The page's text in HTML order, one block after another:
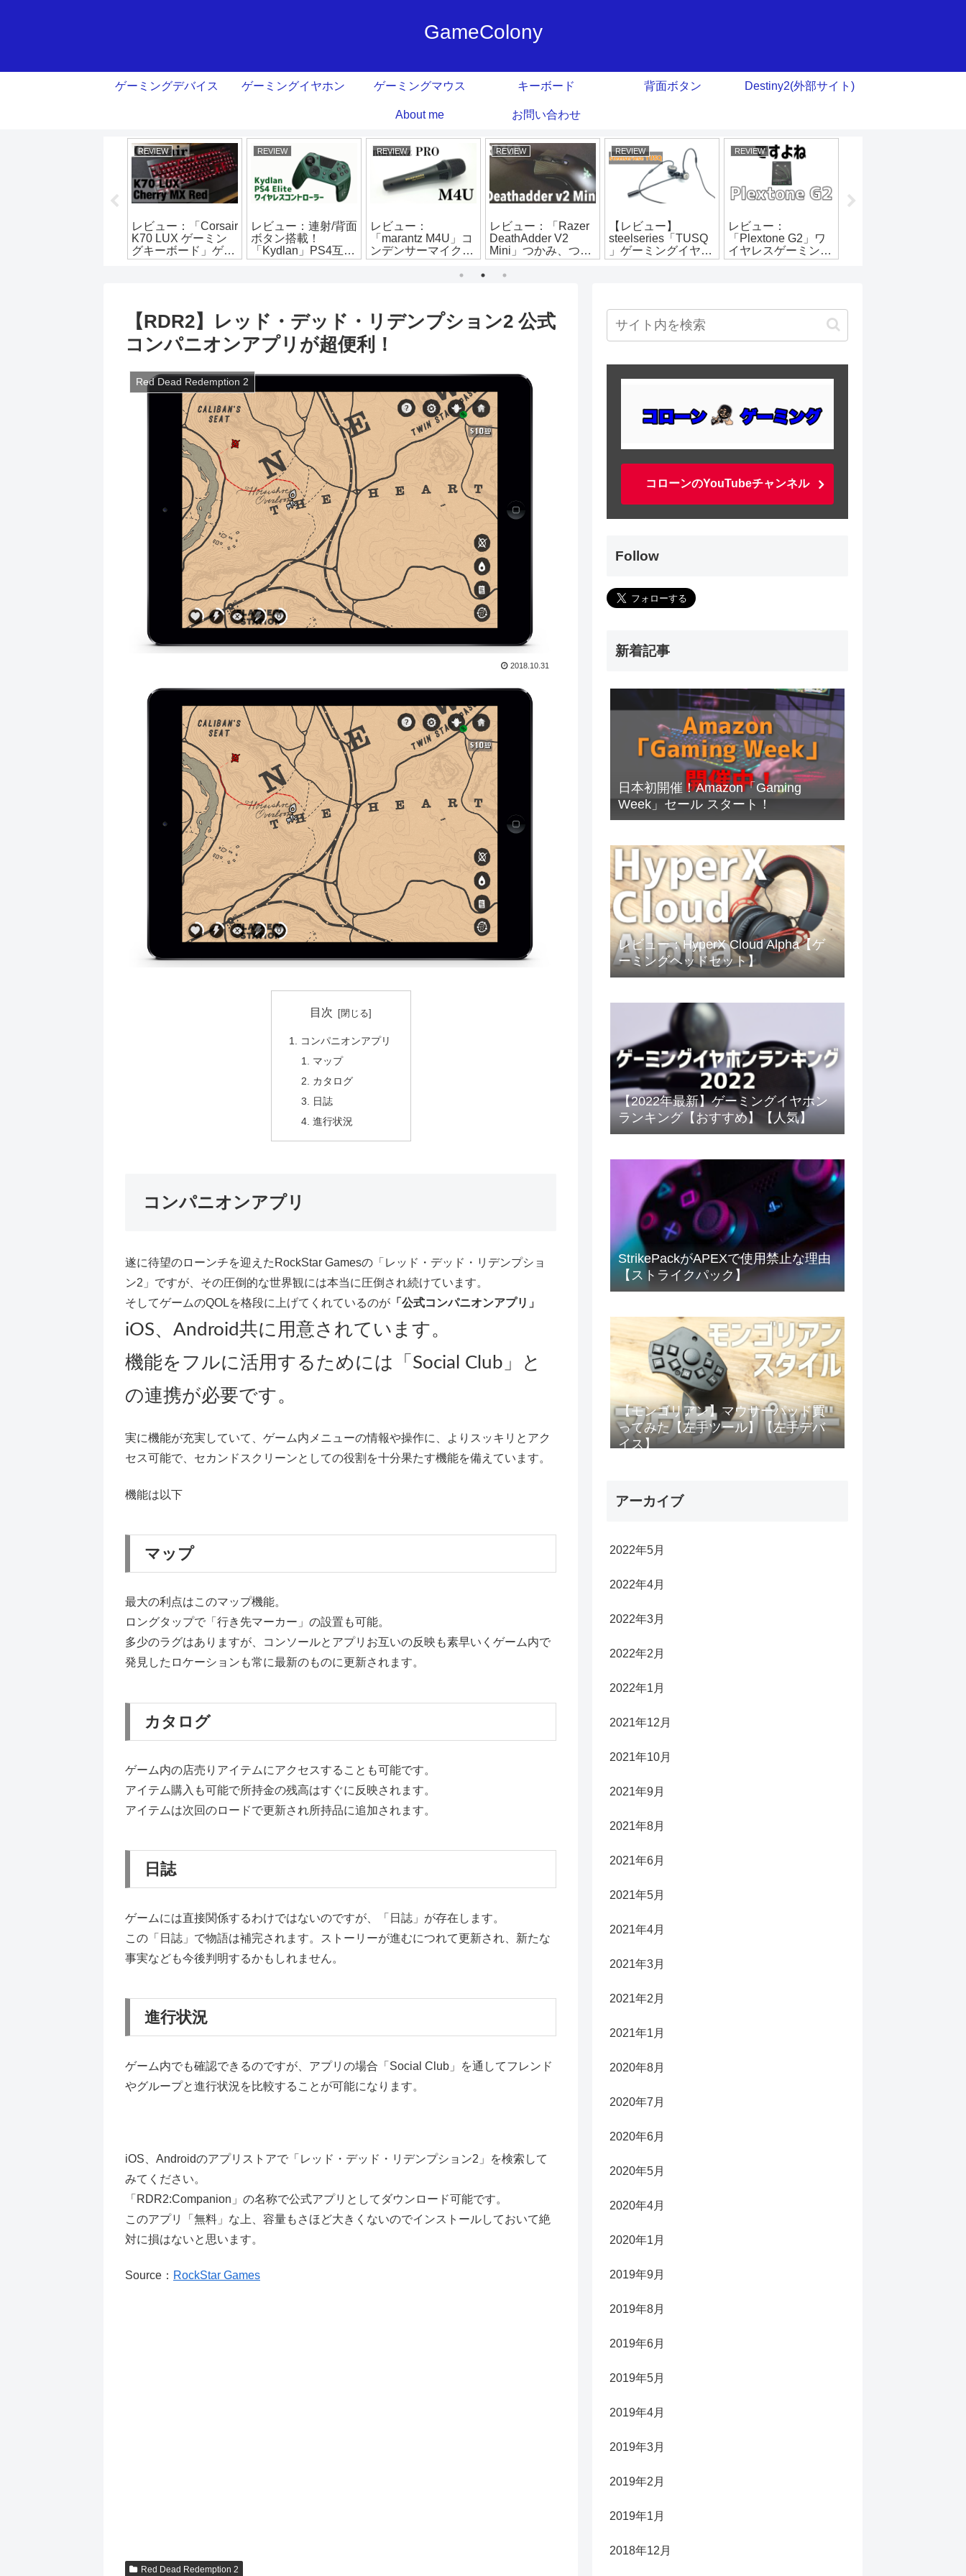
GameColony
ゲーミングデバイス ゲーミングイヤホン ゲーミングマウス キーボード 背面ボタン Destiny2(外部サイト)
About me お問い合わせ
REVIEW
レビュー：「Corsair
K70 LUX ゲーミン
グキーボード」ゲー
ム以外も”使える”
REVIEW
レビュー：連射/背面
ボタン搭載！
「Kydlan」PS4互換
コントローラー
REVIEW
レビュー：
「marantz M4U」コ
ンデンサーマイク比
較検証！PS4での使
用、スイッチノイズ
REVIEW
レビュー：「Razer
DeathAdder V2
Mini」つかみ、つま
み持ちに最適！軽
量・小型ゲーミング
REVIEW
【レビュー】
steelseries「TUSQ
」ゲーミングイヤホ
ン
REVIEW
レビュー：
「Plextone G2」ワ
イヤレスゲーミング
イヤホン「低遅延」
【RDR2】レッド・デッド・リデンプション2 公式
コンパニオンアプリが超便利！
Red Dead Redemption 2
2018.10.31
目次
コンパニオンアプリ
マップ
カタログ
日誌
進行状況
コンパニオンアプリ
遂に待望のローンチを迎えたRockStar Gamesの「レッド・デッド・リデンプショ
ン2」ですが、その圧倒的な世界観には本当に圧倒され続けています。
そしてゲームのQOLを格段に上げてくれているのが 「公式コンパニオンアプリ」
iOS、Android共に用意されています。
機能をフルに活用するためには「Social Club」と
の連携が必要です。
実に機能が充実していて、ゲーム内メニューの情報や操作に、よりスッキリとアク
セス可能で、セカンドスクリーンとしての役割を十分果たす機能を備えています。
機能は以下
マップ
最大の利点はこのマップ機能。
ロングタップで「行き先マーカー」の設置も可能。
多少のラグはありますが、コンソールとアプリお互いの反映も素早いくゲーム内で
発見したロケーションも常に最新のものに更新されます。
カタログ
ゲーム内の店売りアイテムにアクセスすることも可能です。
アイテム購入も可能で所持金の残高はすぐに反映されます。
アイテムは次回のロードで更新され所持品に追加されます。
日誌
ゲームには直接関係するわけではないのですが、「日誌」が存在します。
この「日誌」で物語は補完されます。ストーリーが進むにつれて更新され、新たな
事実なども今後判明するかもしれません。
進行状況
ゲーム内でも確認できるのですが、アプリの場合「Social Club」を通してフレンド
やグループと進行状況を比較することが可能になります。
iOS、Androidのアプリストアで「レッド・デッド・リデンプション2」を検索して
みてください。
「RDR2:Companion」の名称で公式アプリとしてダウンロード可能です。
このアプリ「無料」な上、容量もさほど大きくないのでインストールしておいて絶
対に損はないと思います。
Source： RockStar Games
Red Dead Redemption 2
コローンのYouTubeチャンネル
Follow
新着記事
日本初開催！Amazon「Gaming
Week」セール スタート！
レビュー：HyperX Cloud Alpha【ゲ
ーミングヘッドセット】
【2022年最新】ゲーミングイヤホン
ランキング【おすすめ】【人気】
StrikePackがAPEXで使用禁止な理由
【ストライクパック】
【モンゴリアン】マウサーパッド買
ってみた【左手ツール】【左手デバ
イス】
アーカイブ
2022年5月
2022年4月
2022年3月
2022年2月
2022年1月
2021年12月
2021年10月
2021年9月
2021年8月
2021年6月
2021年5月
2021年4月
2021年3月
2021年2月
2021年1月
2020年8月
2020年7月
2020年6月
2020年5月
2020年4月
2020年1月
2019年9月
2019年8月
2019年6月
2019年5月
2019年4月
2019年3月
2019年2月
2019年1月
2018年12月